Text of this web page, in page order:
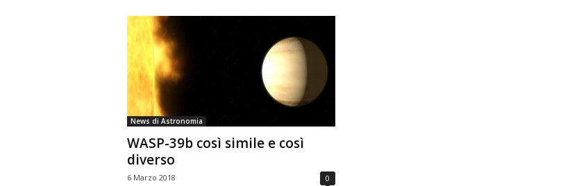
News di Astronomia
WASP-39b così simile e così
diverso
6 Marzo 2018 0